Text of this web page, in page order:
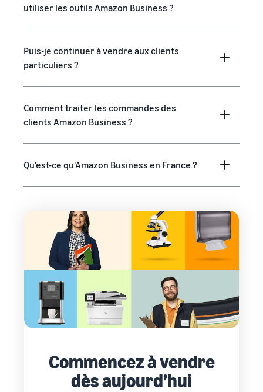
utiliser les outils Amazon Business ?
Puis-je continuer à vendre aux clients
particuliers ?
Comment traiter les commandes des
clients Amazon Business ?
Qu'est-ce qu'Amazon Business en France ?
Commencez à vendre
dès aujourd’hui